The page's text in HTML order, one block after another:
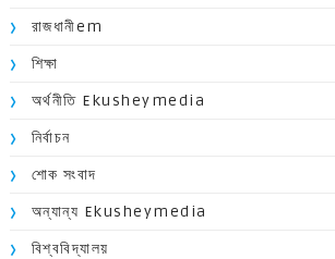
রাজধানীem
শিক্ষা
অর্থনীতি Ekusheymedia
নির্বাচন
শোক সংবাদ
অন্যান্য Ekusheymedia
বিশ্ববিদ্যালয়